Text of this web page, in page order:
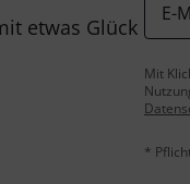
etwas Glück
E-
Mit
*